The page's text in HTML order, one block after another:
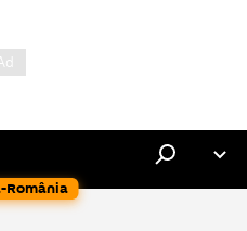
România